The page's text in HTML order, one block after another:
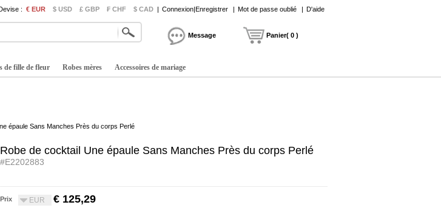
: € EUR $ USD £ GBP ₣ CHF $ CAD | Connexion|Enregistrer | Mot de passe oublié | D'aide
Message Panier( 0 )
de fille de fleur Robes mères Accessoires de mariage
épaule Sans Manches Près du corps Perlé
Robe de cocktail Une épaule Sans Manches Près du corps Perlé
#E2202883
Prix EUR € 125,29